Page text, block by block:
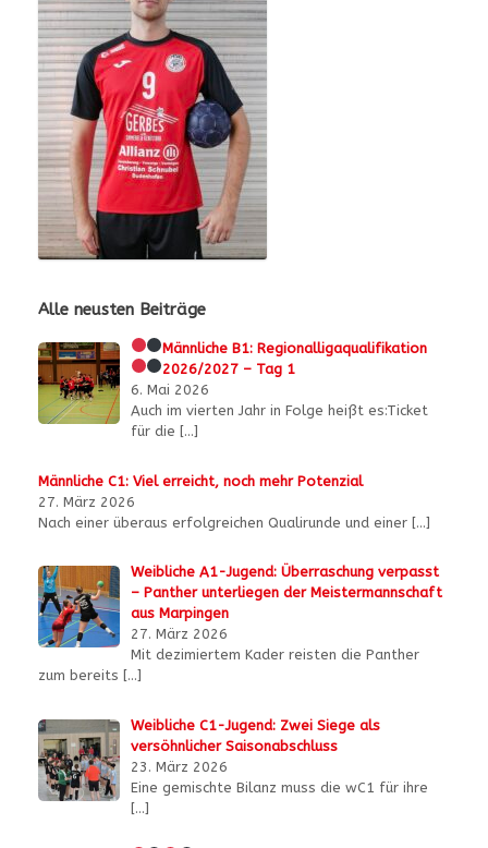
Alle neusten Beiträge
Männliche B1:Regionalligaqualifikation
2026/2027 – Tag 1
6. Mai 2026
Auch im vierten Jahr in Folge heißt es:Ticket
für die […]
Männliche C1: Viel erreicht, noch mehr Potenzial
27. März 2026
Nach einer überaus erfolgreichen Qualirunde und einer […]
Weibliche A1-Jugend: Überraschung verpasst
– Panther unterliegen der Meistermannschaft
aus Marpingen
27. März 2026
Mit dezimiertem Kader reisten die Panther
zum bereits […]
Weibliche C1-Jugend: Zwei Siege als
versöhnlicher Saisonabschluss
23. März 2026
Eine gemischte Bilanz muss die wC1 für ihre
[…]